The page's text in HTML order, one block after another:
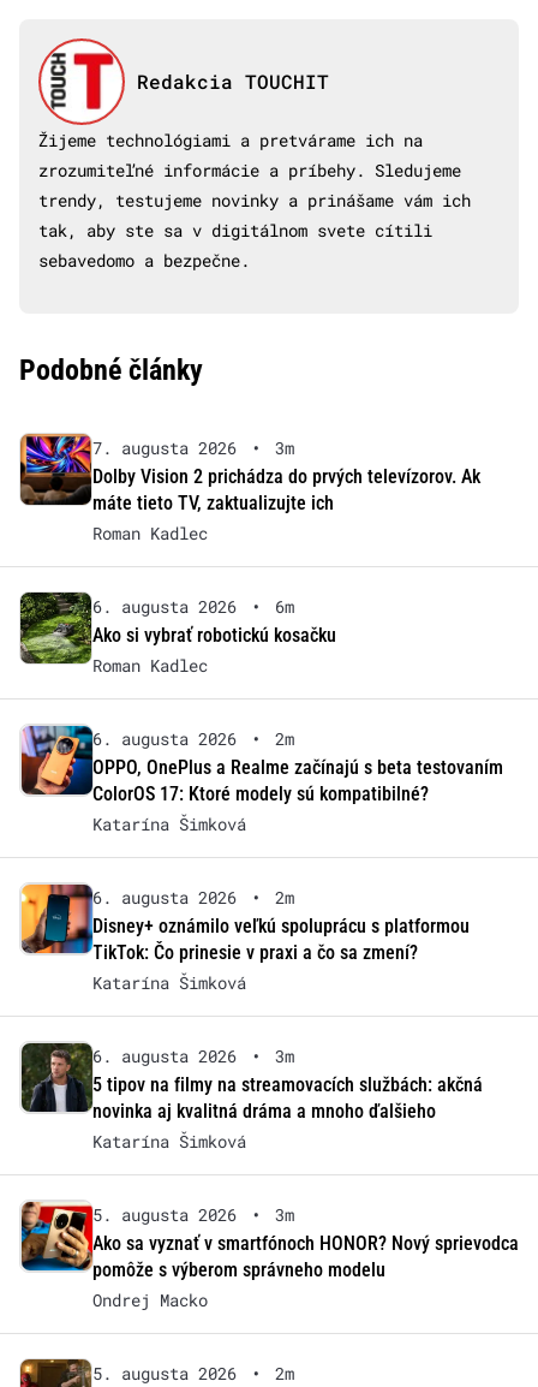
Redakcia TOUCHIT
Žijeme technológiami a pretvárame ich na
zrozumiteľné informácie a príbehy. Sledujeme
trendy, testujeme novinky a prinášame vám ich
tak, aby ste sa v digitálnom svete cítili
sebavedomo a bezpečne.
Podobné články
7. augusta 2026 •
3m
Dolby Vision 2 prichádza do prvých televízorov. Ak
máte tieto TV, zaktualizujte ich
Roman Kadlec
6. augusta 2026 •
6m
Ako si vybrať robotickú kosačku
Roman Kadlec
6. augusta 2026 •
2m
OPPO, OnePlus a Realme začínajú s beta testovaním
ColorOS 17: Ktoré modely sú kompatibilné?
Katarína Šimková
6. augusta 2026 •
2m
Disney+ oznámilo veľkú spoluprácu s platformou
TikTok: Čo prinesie v praxi a čo sa zmení?
Katarína Šimková
6. augusta 2026 •
3m
5 tipov na filmy na streamovacích službách: akčná
novinka aj kvalitná dráma a mnoho ďalšieho
Katarína Šimková
5. augusta 2026 •
3m
Ako sa vyznať v smartfónoch HONOR? Nový sprievodca
pomôže s výberom správneho modelu
Ondrej Macko
5. augusta 2026 •
2m